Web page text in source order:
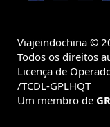
promoción Vietnam
familia Laos (1) ,
Vietnam (1) ,
a vietnam
Viajeindochina ©
Todos os direitos
Licença de
/TCDL-GPLHQT
Um membro de